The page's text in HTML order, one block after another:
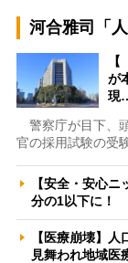
河合雅司「
が
現
警察庁が目下、
官の採用試験の受
【安全・安心
分の1以下に！
【医療崩壊】
見舞われ地域